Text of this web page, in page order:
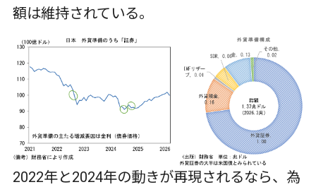
額は維持されている。
2022年と2024年の動きが再現されるなら、為